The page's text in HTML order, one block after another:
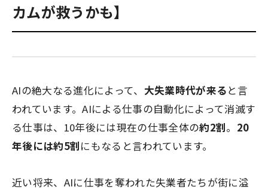
カムが救うかも】
AIの絶大なる進化によって、 大失業時代が来ると言
われています。AIによる仕事の自動化によって消滅す
る仕事は、10年後には現在の仕事全体の約2割。 20
年後には約5割にもなると言われています。
近い将来、AIに仕事を奪われた失業者たちが街に溢